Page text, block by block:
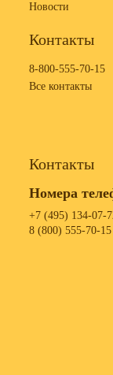
Новости
Контакты
8-800-555-70-15
Все контакты
Контакты
Номера
+7 (495) 134-07-
8 (800) 555-70-15